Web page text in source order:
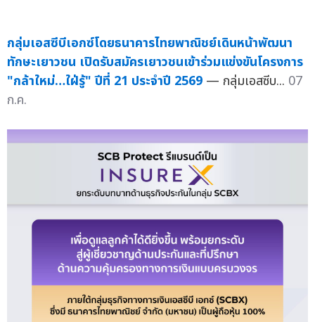
กลุ่มเอสซีบีเอกซ์โดยธนาคารไทยพาณิชย์เดินหน้าพัฒนา
ทักษะเยาวชน เปิดรับสมัครเยาวชนเข้าร่วมแข่งขันโครงการ
"กล้าใหม่…ใฝ่รู้" ปีที่ 21 ประจำปี 2569 — กลุ่มเอสซีบ... 07
ก.ค.